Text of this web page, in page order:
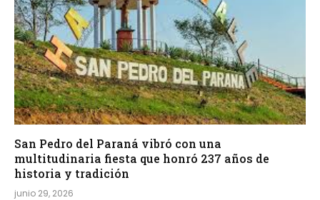
San Pedro del Paraná vibró con una
multitudinaria fiesta que honró 237 años de
historia y tradición
junio 29, 2026